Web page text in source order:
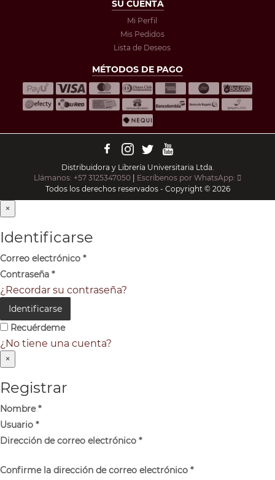
SU CUENTA
Mi Perfil
Mis Pedidos
Lista de Deseos
MÉTODOS DE PAGO
Distribuidora y Librería Universitaria Ltda.
Llámanos: +57 3125347050 | Escríbenos por WhatsApp:
Todos los derechos reservados - Copyright © 2026
×
Identificarse
Correo electrónico *
Contraseña *
¿Recordar su contraseña?
Identificarse
Recuérdeme
¿No tiene una cuenta?
×
Registrar
Nombre*
Usuario *
Dirección de correo electrónico *
Confirme la dirección de correo electrónico *